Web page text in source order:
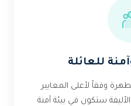
للعائلة
وفقاً لأعلى المعايير
ستكون في بيئة آمنة